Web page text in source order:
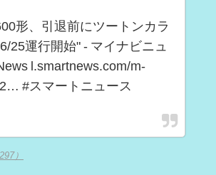
形、引退前にツートンカラ
25運行開始" - マイナビニュ
l.smartnews.com/m-
#スマートニュース
）